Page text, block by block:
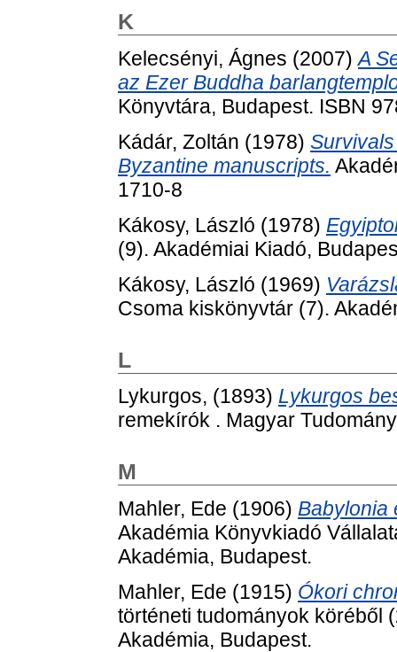
K
Kelecsényi, Ágnes (2007)A
az Ezer Buddha
Könyvtára, Budapest. ISBN
Kádár, Zoltán (1978)
Byzantine manuscripts.
1710-8
Kákosy, László (1978)
(9). Akadémiai Kiadó,
Kákosy, László (1969)
Csoma kiskönyvtár (7).
L
Lykurgos, (1893) Lykurgos
remekírók . Magyar
M
Mahler, Ede (1906) Babylonia
Akadémia Könyvkiadó
Akadémia, Budapest.
Mahler, Ede (1915) Ókori
történeti tudományok köréből
Akadémia, Budapest.